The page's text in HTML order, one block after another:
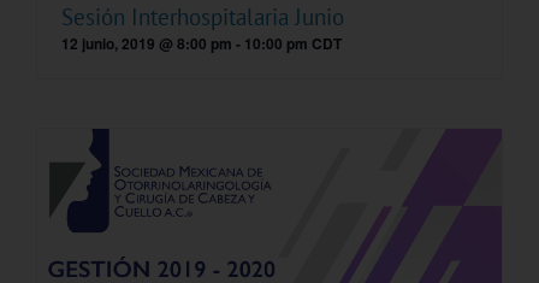
Sesión Interhospitalaria Junio
12 junio, 2019 @ 8:00 pm - 10:00 pm CDT